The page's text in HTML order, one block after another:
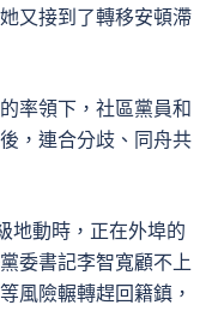
又接到了轉移安頓滯
率領下，社區黨員和
，連合分歧、同舟共
地動時，正在外埠的
委書記李智寬顧不上
風險輾轉趕回籍鎮，